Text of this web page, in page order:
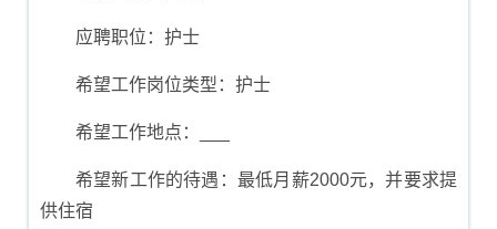
应聘职位：护士
希望工作岗位类型：护士
希望工作地点：___
希望新工作的待遇：最低月薪2000元，并要求提
供住宿